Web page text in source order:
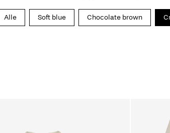
Alle Soft blue Chocolate brown